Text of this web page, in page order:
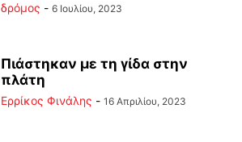
δρόμος - 6 Ιουλίου, 2023
Πιάστηκαν με τη γίδα στην
πλάτη
Ερρίκος Φινάλης - 16 Απριλίου, 2023